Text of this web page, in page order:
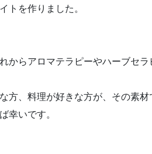
トを作りました。
からアロマテラピーやハーブセ
方、料理が好きな方が、その素
幸いです。